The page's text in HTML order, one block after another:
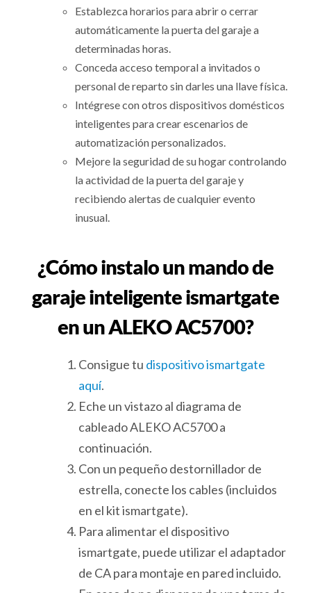
Establezca horarios para abrir o cerrar
automáticamente la puerta del garaje a
determinadas horas.
Conceda acceso temporal a invitados o
personal de reparto sin darles una llave física.
Intégrese con otros dispositivos domésticos
inteligentes para crear escenarios de
automatización personalizados.
Mejore la seguridad de su hogar controlando
la actividad de la puerta del garaje y
recibiendo alertas de cualquier evento
inusual.
¿Cómo instalo un mando de
garaje inteligente ismartgate
en un ALEKO AC5700?
Consigue tu dispositivo ismartgate
aquí.
Eche un vistazo al diagrama de
cableado ALEKO AC5700 a
continuación.
Con un pequeño destornillador de
estrella, conecte los cables (incluidos
en el kit ismartgate).
Para alimentar el dispositivo
ismartgate, puede utilizar el adaptador
de CA para montaje en pared incluido.